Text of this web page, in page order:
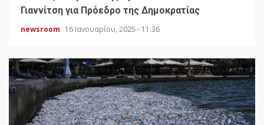
Γιαννίτση για Πρόεδρο της Δημοκρατίας
newsroom 16 Ιανουαρίου, 2025 - 11:36